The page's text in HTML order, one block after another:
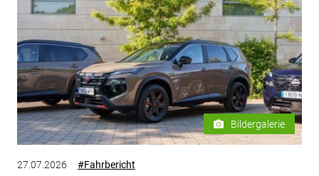
Bildergalerie
27.07.2026 #Fahrbericht